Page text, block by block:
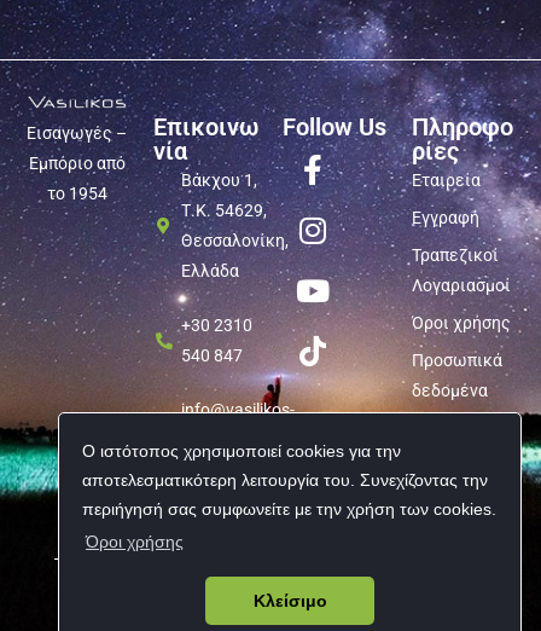
Ο ιστότοπος χρησιμοποιεί cookies για την
αποτελεσματικότερη λειτουργία του. Συνεχίζοντας την
περιήγησή σας συμφωνείτε με την χρήση των cookies.
Όροι χρήσης
Κλείσιμο
Εισαγωγές –
Εμπόριο από
το 1954
Επικοινω
νία
Βάκχου 1,
Τ.Κ. 54629,
Θεσσαλονίκη,
Ελλάδα
+30 2310
540 847
info@vasilikos-
Follow Us
Πληροφο
ρίες
Εταιρεία
Εγγραφή
Τραπεζικοί
Λογαριασμοί
Όροι χρήσης
Προσωπικά
δεδομένα
Copyright © 2026 Vasilikos Import | All rights reserved